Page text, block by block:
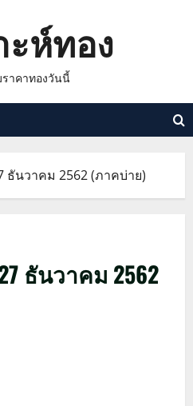
ะห์ทอง
าคาทองวันนี้
ธันวาคม 2562 (ภาคบ่าย)
ธันวาคม 2562